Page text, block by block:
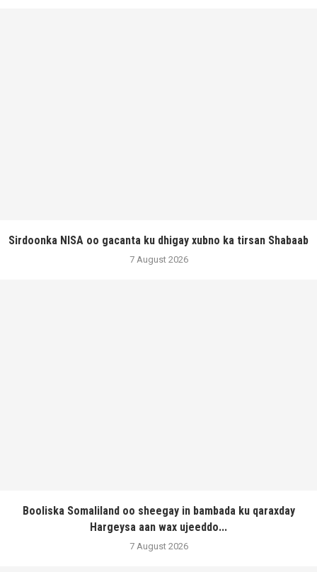
Sirdoonka NISA oo gacanta ku dhigay xubno ka tirsan Shabaab
7 August 2026
Booliska Somaliland oo sheegay in bambada ku qaraxday
Hargeysa aan wax ujeeddo...
7 August 2026